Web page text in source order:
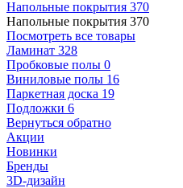
Напольные покрытия 370
Напольные покрытия 370
Посмотреть все товары
Ламинат 328
Пробковые полы 0
Виниловые полы 16
Паркетная доска 19
Подложки 6
Вернуться обратно
Акции
Новинки
Бренды
3D-дизайн